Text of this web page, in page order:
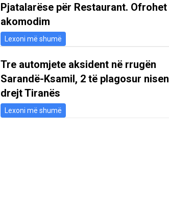
Pjatalarëse për Restaurant. Ofrohet
akomodim
Lexoni më shumë
Tre automjete aksident në rrugën
Sarandë-Ksamil, 2 të plagosur nisen
drejt Tiranës
Lexoni më shumë